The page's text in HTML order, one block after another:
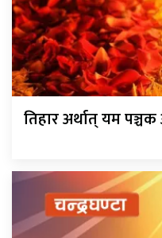
तिहार अर्थात् यम